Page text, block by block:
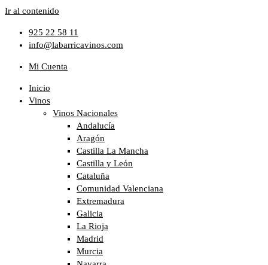
Ir al contenido
925 22 58 11
info@labarricavinos.com
Mi Cuenta
Inicio
Vinos
Vinos Nacionales
Andalucía
Aragón
Castilla La Mancha
Castilla y León
Cataluña
Comunidad Valenciana
Extremadura
Galicia
La Rioja
Madrid
Murcia